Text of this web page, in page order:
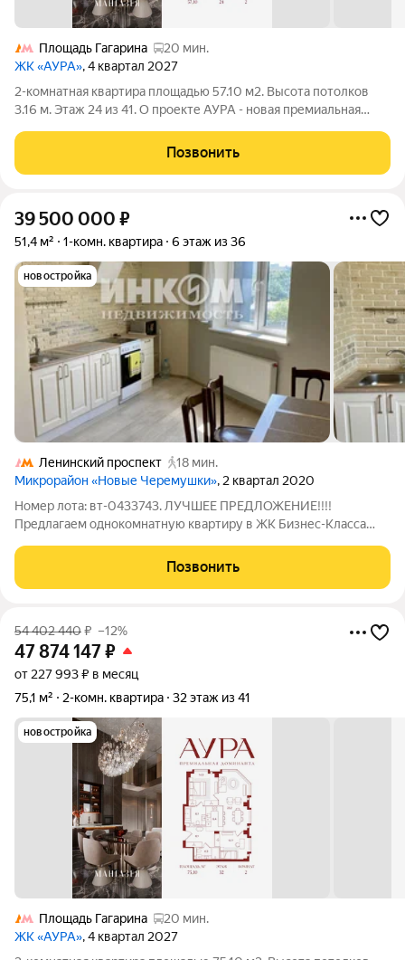
Площадь Гагарина
20 мин.
ЖК «АУРА», 4 квартал 2027
2-комнатная квартира площадью 57.10 м2. Высота потолков
3.16 м. Этаж 24 из 41. О проекте АУРА - новая премиальная
состоит из 42-этажной Бронзовой башни и 41-этажной
Серебряной. Рядом
Позвонить
39 500 000 ₽
51,4 м² 1-комн. квартира 6 этаж из 36
новостройка
Ленинский проспект
18 мин.
Микрорайон «Новые Черемушки», 2 квартал 2020
Номер лота: вт-0433743. ЛУЧШЕЕ ПРЕДЛОЖЕНИЕ!!!!
Предлагаем однокомнатную квартиру в ЖК Бизнес-Класса
территория. Круглосуточная охрана. Видеонаблюдение.
Монолитный дом 2020 года. Квартира с
Позвонить
54 402 440₽ –12%
47 874 147₽
от 227 993 ₽ в месяц
75,1 м²
2-комн. квартира 32 этаж из 41
новостройка
Площадь Гагарина
20 мин.
ЖК «АУРА», 4 квартал 2027